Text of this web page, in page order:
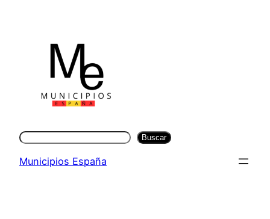
contenido
Buscar Buscar
Municipios España